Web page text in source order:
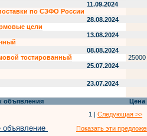
11.09.2024
по СЗФО России
28.08.2024
цели
13.08.2024
08.08.2024
тостированный
25000
25.07.2024
23.07.2024
объявления
Цена
1 | Следующая >>
объявление Показать эти